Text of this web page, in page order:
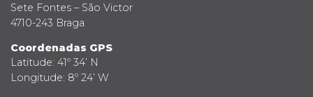
Sete Fontes – São Victor
4710-243 Braga
Coordenadas GPS
Latitude: 41º 34’ N
Longitude: 8º 24’ W